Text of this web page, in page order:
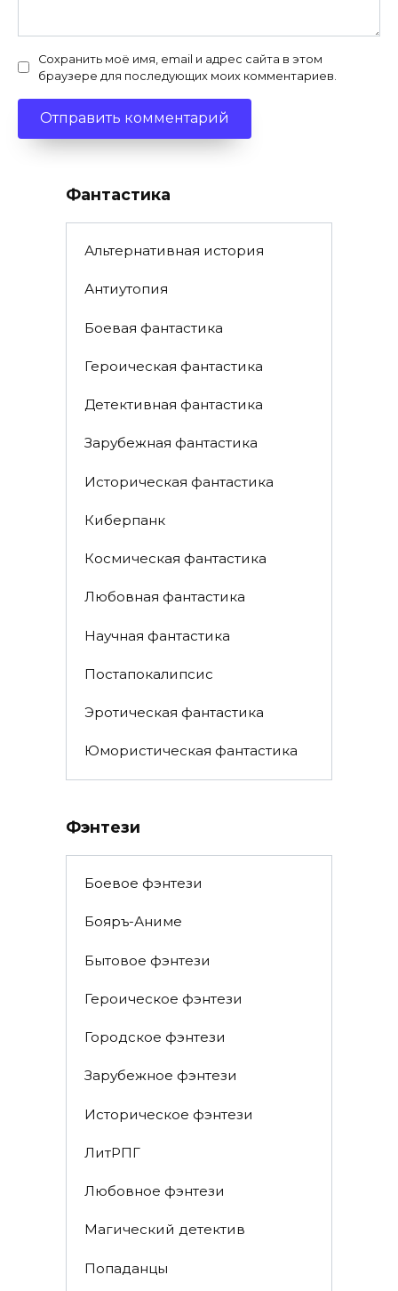
Сохранить моё имя, email и адрес сайта в этом
браузере для последующих моих комментариев.
Фантастика
Альтернативная история
Антиутопия
Боевая фантастика
Героическая фантастика
Детективная фантастика
Зарубежная фантастика
Историческая фантастика
Киберпанк
Космическая фантастика
Любовная фантастика
Научная фантастика
Постапокалипсис
Эротическая фантастика
Юмористическая фантастика
Фэнтези
Боевое фэнтези
Бояръ-Аниме
Бытовое фэнтези
Героическое фэнтези
Городское фэнтези
Зарубежное фэнтези
Историческое фэнтези
ЛитРПГ
Любовное фэнтези
Магический детектив
Попаданцы